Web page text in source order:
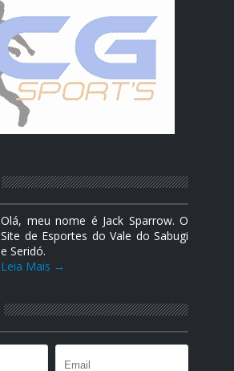
Olá, meu nome é Jack Sparrow. O
Site de Esportes do Vale do Sabugi
e Seridó.
Leia Mais →